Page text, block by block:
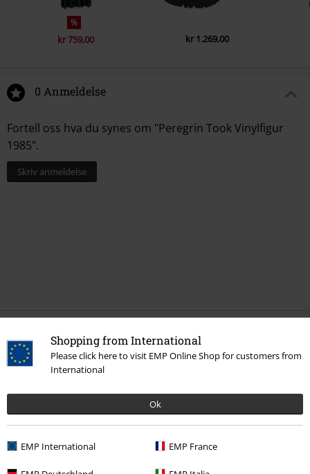
Shopping from International
Please click here to visit EMP Online Shop for customers from
International
Ok
EMP International EMP France
%
kr 759,00 kr 1.269,00
0 Anmeldelse
Fortell oss hva du synes om "Peregrin Took Vinylfigur
1985".
Skriv anmeldelse
Flere kategorier. Flere valgmuligheter.
Filmer og TV Funko Pop!
Filmer og TV Figurer
Filmer og TV Husholdningsartikler
Filmer og TV Filmer og TV Warner Bros 100